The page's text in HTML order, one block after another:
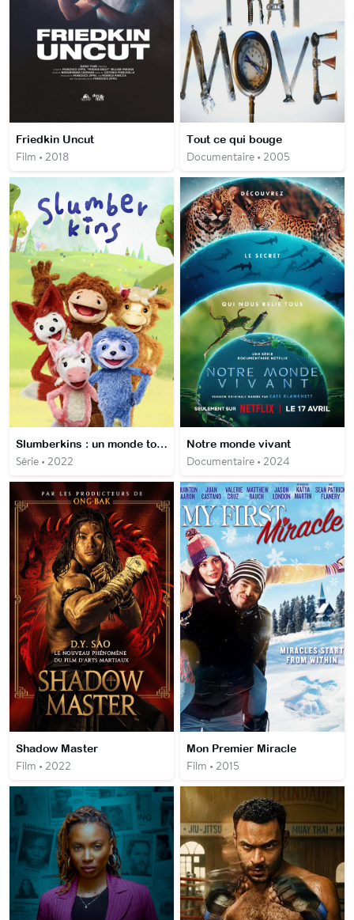
Friedkin Uncut
Film • 2018
Tout ce qui bouge
Documentaire • 2005
Slumberkins : un monde tout doux
Série • 2022
Notre monde vivant
Documentaire • 2024
Shadow Master
Film • 2022
Mon Premier Miracle
Film • 2015